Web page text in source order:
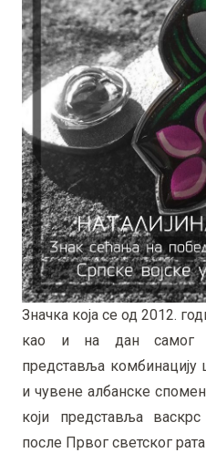
Значка која се од 2012.
као и на дан самог
представља комбинацију
и чувене албанске
који представља
после Првог светског